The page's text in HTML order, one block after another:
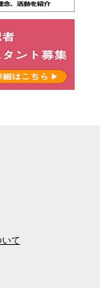
て